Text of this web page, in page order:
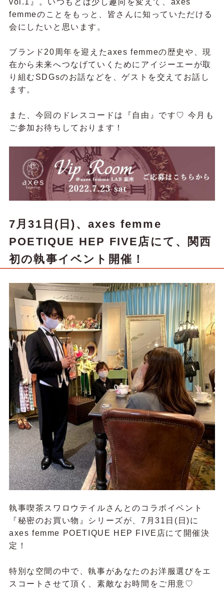
femmeのことをもっと、皆さんに知っていただける
会にしたいと思います。
ブランド20周年を迎えたaxes femmeの歴史や、現
在から未来へつなげていくためにアイジーエーが取
り組むSDGsのお話などを、ゲストを交えてお話し
ます。
また、今回のドレスコードは『自由』です♡ 今月も
ご参加お待ちしております！
7月31日(日)、axes femme
POETIQUE HEP FIVE店にて、関西
初の執事イベント開催！
執事喫茶スワロウテイルさんとのコラボイベント
『秘密のお買い物』シリーズが、7月31日(日)に
axes femme POETIQUE HEP FIVE店にて開催決
定！
特別な空間の中で、執事があなたのお洋服選びをエ
スコートさせて頂く、素敵なお時間をご用意♡